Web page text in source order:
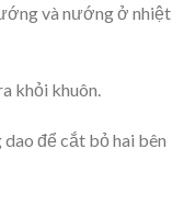
và nướng ở nhiệt
khỏi khuôn.
để cắt bỏ hai bên